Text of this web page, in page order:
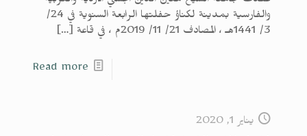
والفارسية بمدينة لكناؤ حفلتها الرابعة السنوية في 24/
3/ 1441هـ ، المصادف 21/ 11/ 2019م ، في قاعة
[…]
Read more
يناير 1, 2020